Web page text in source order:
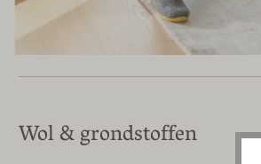
Wol & grondstoffen